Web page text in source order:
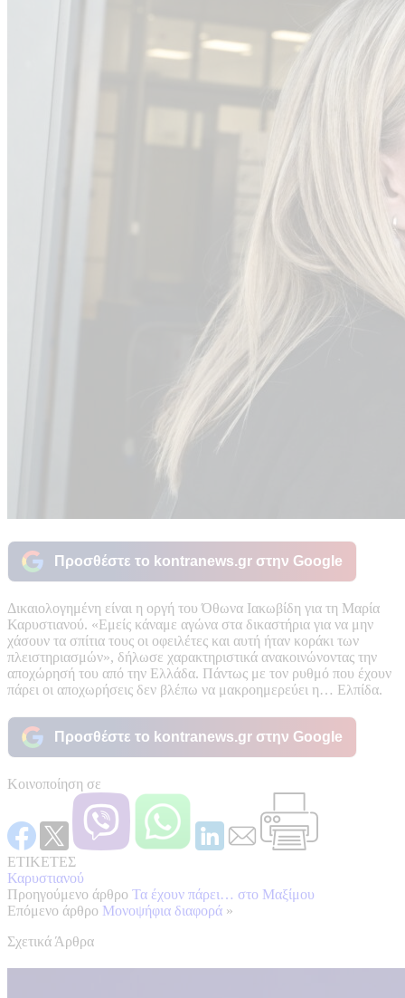
Προσθέστε το kontranews.gr στην Google
Δικαιολογημένη είναι η οργή του Όθωνα Ιακωβίδη για τη Μαρία
Καρυστιανού. «Εμείς κάναμε αγώνα στα δικαστήρια για να μην
χάσουν τα σπίτια τους οι οφειλέτες και αυτή ήταν κοράκι των
πλειστηριασμών», δήλωσε χαρακτηριστικά ανακοινώνοντας την
αποχώρησή του από την Ελλάδα. Πάντως με τον ρυθμό που έχουν
πάρει οι αποχωρήσεις δεν βλέπω να μακροημερεύει η… Ελπίδα.
Προσθέστε το kontranews.gr στην Google
Κοινοποίηση σε
ΕΤΙΚΕΤΕΣ
Καρυστιανού
Προηγούμενο άρθρο Τα έχουν πάρει… στο Μαξίμου
Επόμενο άρθρο Μονοψήφια διαφορά »
Σχετικά Άρθρα